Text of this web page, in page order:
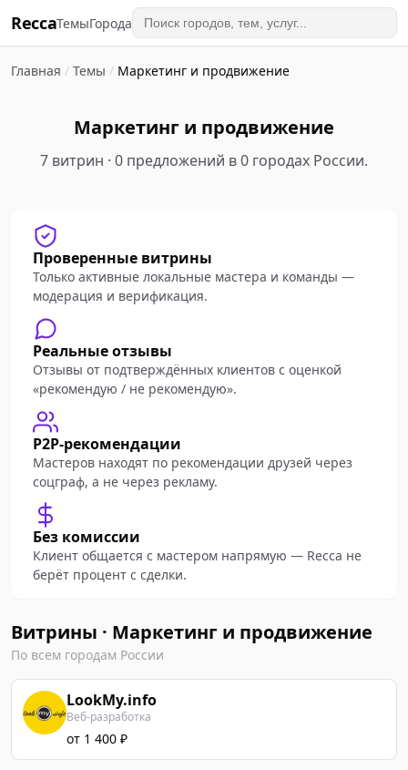
ReccaТемыГорода
Главная / Темы / Маркетинг и продвижение
Маркетинг и продвижение
7 витрин · 0 предложений в 0 городах России.
Проверенные витрины
Только активные локальные мастера и команды —
модерация и верификация.
Реальные отзывы
Отзывы от подтверждённых клиентов с оценкой
«рекомендую / не рекомендую».
P2P-рекомендации
Мастеров находят по рекомендации друзей через
соцграф, а не через рекламу.
Без комиссии
Клиент общается с мастером напрямую — Recca не
берёт процент с сделки.
Витрины · Маркетинг и продвижение
По всем городам России
LookMy.info
Веб-разработка
от 1 400 ₽